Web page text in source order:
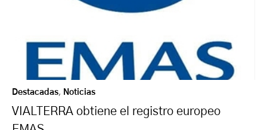
Destacadas, Noticias
VIALTERRA obtiene el registro europeo